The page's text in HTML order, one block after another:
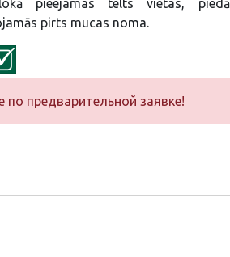
pieejamas telts vietas,
pirts mucas noma.
по предварительной заявке!